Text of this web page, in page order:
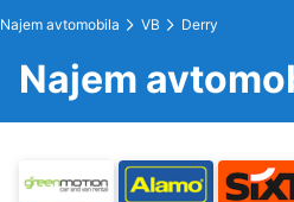
Najem avtomobila VB Derry
Najem